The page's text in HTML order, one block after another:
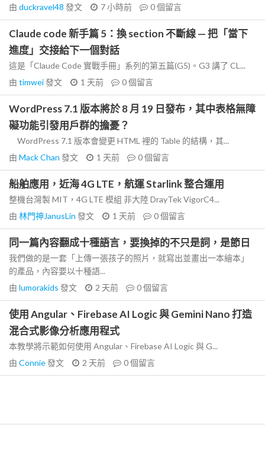
由 duckravel48 發文 7 小時前 0個留言
Claude code 新手篇 5：換 section 不斷線 — 把「當下
進度」交接給下一個對話
這是「Claude Code 實戰手冊」系列的第五篇(G5)。G3 講了 CL...
由 timwei發文 1 天前 0個留言
WordPress 7.1 版本將於 8 月 19 日發布，其中表格無障
礙功能引發用戶群的擔憂？
WordPress 7.1 版本會變更 HTML 裡的 Table 的結構，其...
由 Mack Chan 發文 1 天前 0個留言
船舶應用，近海 4G LTE，航運 Starlink 整合運用
整機台灣製 MIT，4G LTE 模組 非大陸 DrayTek VigorC4...
由 林門神JanusLin 發文 1 天前 0個留言
同一篇內容翻成十種語言，要換掉的不只是詞，是節日
我們做的是一套「上傳一張孩子的照片，就寫出並畫出一本繪本」
的產品，內容要以十種語...
由 lumorakids 發文 2 天前 0個留言
使用 Angular、Firebase AI Logic 與 Gemini Nano 打造
混合式影像分析應用程式
本教學將示範如何使用 Angular、Firebase AI Logic 與 G...
由 Connie發文 2 天前 0個留言